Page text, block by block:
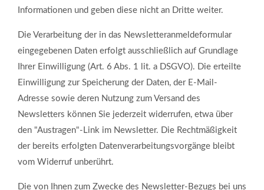
Informationen und geben diese nicht an Dritte weiter.
Die Verarbeitung der in das Newsletteranmeldeformular
eingegebenen Daten erfolgt ausschließlich auf Grundlage
Ihrer Einwilligung (Art. 6 Abs. 1 lit. a DSGVO). Die erteilte
Einwilligung zur Speicherung der Daten, der E-Mail-
Adresse sowie deren Nutzung zum Versand des
Newsletters können Sie jederzeit widerrufen, etwa über
den "Austragen"-Link im Newsletter. Die Rechtmäßigkeit
der bereits erfolgten Datenverarbeitungsvorgänge bleibt
vom Widerruf unberührt.
Die von Ihnen zum Zwecke des Newsletter-Bezugs bei uns